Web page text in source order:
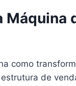
Máquina
como
de